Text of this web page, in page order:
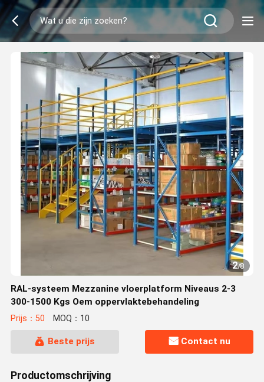
2/8
RAL-systeem Mezzanine vloerplatform Niveaus 2-3
300-1500 Kgs Oem oppervlaktebehandeling
Prijs：50 MOQ：10
Beste prijs Contact nu
Productomschrijving